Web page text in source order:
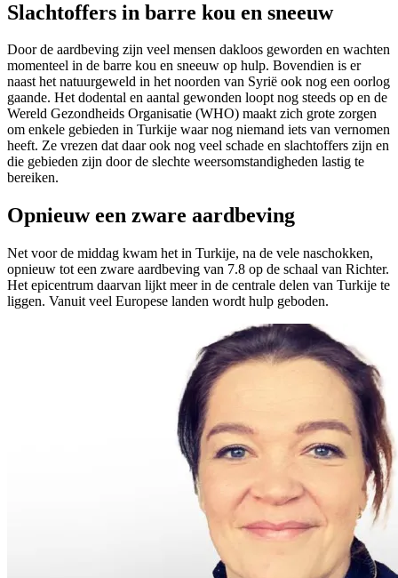
Slachtoffers in barre kou en sneeuw
Door de aardbeving zijn veel mensen dakloos geworden en wachten
momenteel in de barre kou en sneeuw op hulp. Bovendien is er
naast het natuurgeweld in het noorden van Syrië ook nog een oorlog
gaande. Het dodental en aantal gewonden loopt nog steeds op en de
Wereld Gezondheids Organisatie (WHO) maakt zich grote zorgen
om enkele gebieden in Turkije waar nog niemand iets van vernomen
heeft. Ze vrezen dat daar ook nog veel schade en slachtoffers zijn en
die gebieden zijn door de slechte weersomstandigheden lastig te
bereiken.
Opnieuw een zware aardbeving
Net voor de middag kwam het in Turkije, na de vele naschokken,
opnieuw tot een zware aardbeving van 7.8 op de schaal van Richter.
Het epicentrum daarvan lijkt meer in de centrale delen van Turkije te
liggen. Vanuit veel Europese landen wordt hulp geboden.